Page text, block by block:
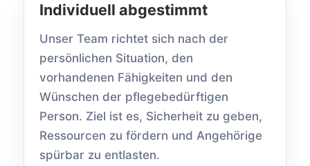
Individuell abgestimmt
Unser Team richtet sich nach der
persönlichen Situation, den
vorhandenen Fähigkeiten und den
Wünschen der pflegebedürftigen
Person. Ziel ist es, Sicherheit zu geben,
Ressourcen zu fördern und Angehörige
spürbar zu entlasten.